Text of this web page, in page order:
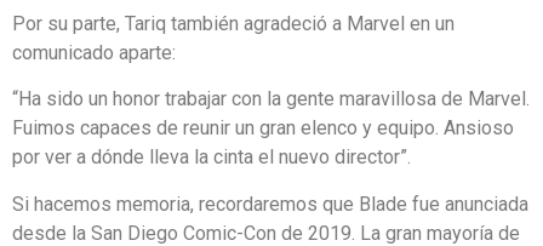
Por su parte, Tariq también agradeció a Marvel en un
comunicado aparte:
“Ha sido un honor trabajar con la gente maravillosa de Marvel.
Fuimos capaces de reunir un gran elenco y equipo. Ansioso
por ver a dónde lleva la cinta el nuevo director”.
Si hacemos memoria, recordaremos que Blade fue anunciada
desde la San Diego Comic-Con de 2019. La gran mayoría de